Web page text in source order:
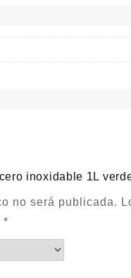
inoxidable 1L
no será publicada.
*